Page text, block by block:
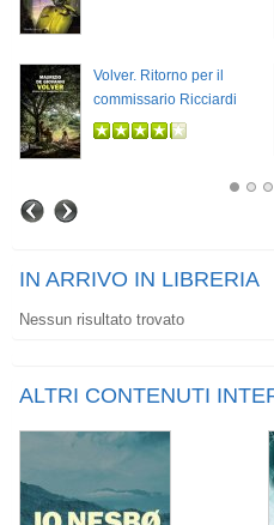
Volver. Ritorno per il
commissario Ricciardi
IN ARRIVO IN LIBRERIA
Nessun risultato trovato
ALTRI CONTENUTI